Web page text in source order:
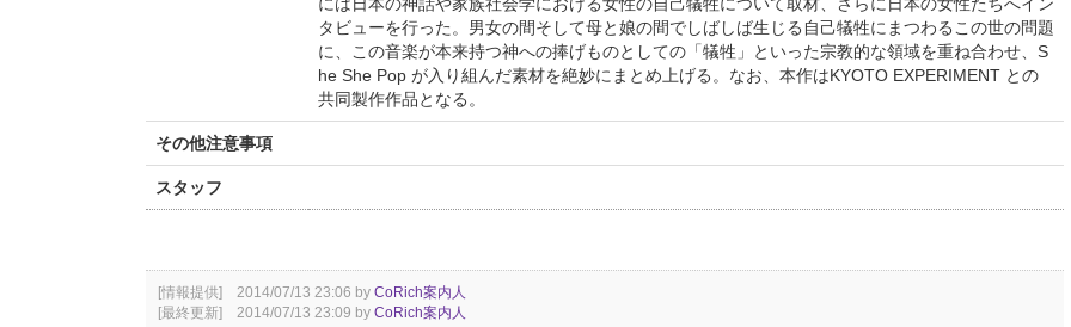
タビューを行った。男女の間そして母と娘の間でしばしば生じる自己犠牲にまつわるこの世の問題
に、この音楽が本来持つ神への捧げものとしての「犠牲」といった宗教的な領域を重ね合わせ、S
he She Pop が入り組んだ素材を絶妙にまとめ上げる。なお、本作はKYOTO EXPERIMENT との
共同製作作品となる。
その他注意事項
スタッフ
[情報提供] 2014/07/13 23:06 by CoRich案内人
[最終更新] 2014/07/13 23:09 by CoRich案内人